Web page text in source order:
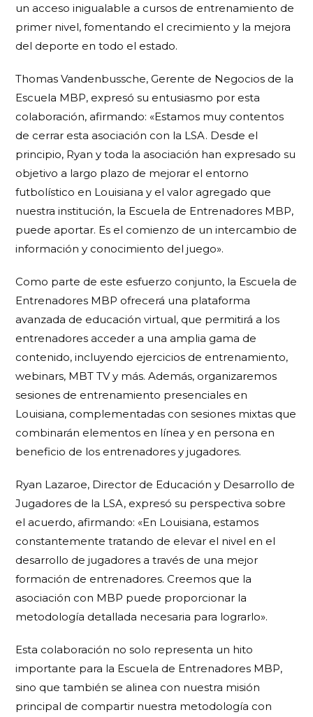
un acceso inigualable a cursos de entrenamiento de
primer nivel, fomentando el crecimiento y la mejora
del deporte en todo el estado.
Thomas Vandenbussche, Gerente de Negocios de la
Escuela MBP, expresó su entusiasmo por esta
colaboración, afirmando: «Estamos muy contentos
de cerrar esta asociación con la LSA. Desde el
principio, Ryan y toda la asociación han expresado su
objetivo a largo plazo de mejorar el entorno
futbolístico en Louisiana y el valor agregado que
nuestra institución, la Escuela de Entrenadores MBP,
puede aportar. Es el comienzo de un intercambio de
información y conocimiento del juego».
Como parte de este esfuerzo conjunto, la Escuela de
Entrenadores MBP ofrecerá una plataforma
avanzada de educación virtual, que permitirá a los
entrenadores acceder a una amplia gama de
contenido, incluyendo ejercicios de entrenamiento,
webinars, MBT TV y más. Además, organizaremos
sesiones de entrenamiento presenciales en
Louisiana, complementadas con sesiones mixtas que
combinarán elementos en línea y en persona en
beneficio de los entrenadores y jugadores.
Ryan Lazaroe, Director de Educación y Desarrollo de
Jugadores de la LSA, expresó su perspectiva sobre
el acuerdo, afirmando: «En Louisiana, estamos
constantemente tratando de elevar el nivel en el
desarrollo de jugadores a través de una mejor
formación de entrenadores. Creemos que la
asociación con MBP puede proporcionar la
metodología detallada necesaria para lograrlo».
Esta colaboración no solo representa un hito
importante para la Escuela de Entrenadores MBP,
sino que también se alinea con nuestra misión
principal de compartir nuestra metodología con